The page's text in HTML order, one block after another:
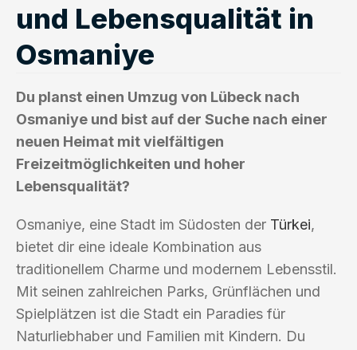
und Lebensqualität in
Osmaniye
Du planst einen Umzug von Lübeck nach
Osmaniye und bist auf der Suche nach einer
neuen Heimat mit vielfältigen
Freizeitmöglichkeiten und hoher
Lebensqualität?
Osmaniye, eine Stadt im Südosten der Türkei,
bietet dir eine ideale Kombination aus
traditionellem Charme und modernem Lebensstil.
Mit seinen zahlreichen Parks, Grünflächen und
Spielplätzen ist die Stadt ein Paradies für
Naturliebhaber und Familien mit Kindern. Du